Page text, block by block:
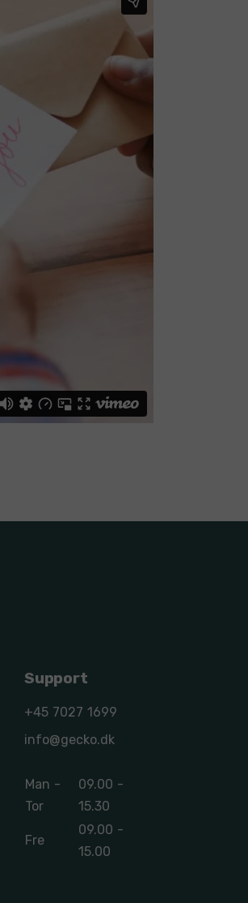
Support
+45 7027 1699
info@gecko.dk
Man -
Tor
09.00 -
15.30
Fre
09.00 -
15.00